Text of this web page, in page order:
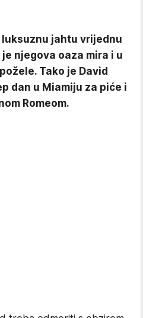
jahtu vrijednu
njegova oaza mira i u
Tako je David
dan u Miamiju za piće i
Romeom.